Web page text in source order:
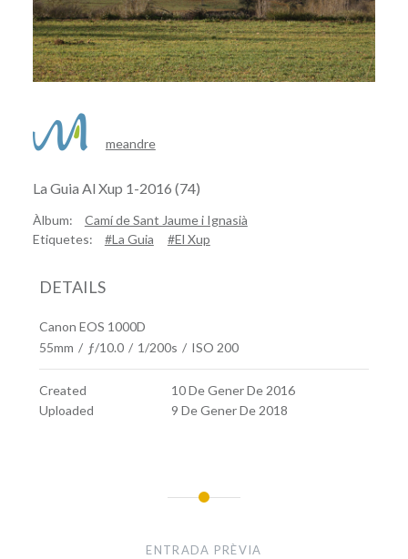
meandre
La Guia Al Xup 1-2016 (74)
Àlbum:
Camí de Sant Jaume i Ignasià
Etiquetes:
#La Guia #El Xup
DETAILS
Canon EOS 1000D
55mm / ƒ/10.0 / 1/200s / ISO 200
Created
10 De Gener De 2016
Uploaded
9 De Gener De 2018
ENTRADA PRÈVIA